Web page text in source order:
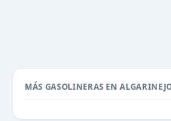
MÁS GASOLINERAS EN